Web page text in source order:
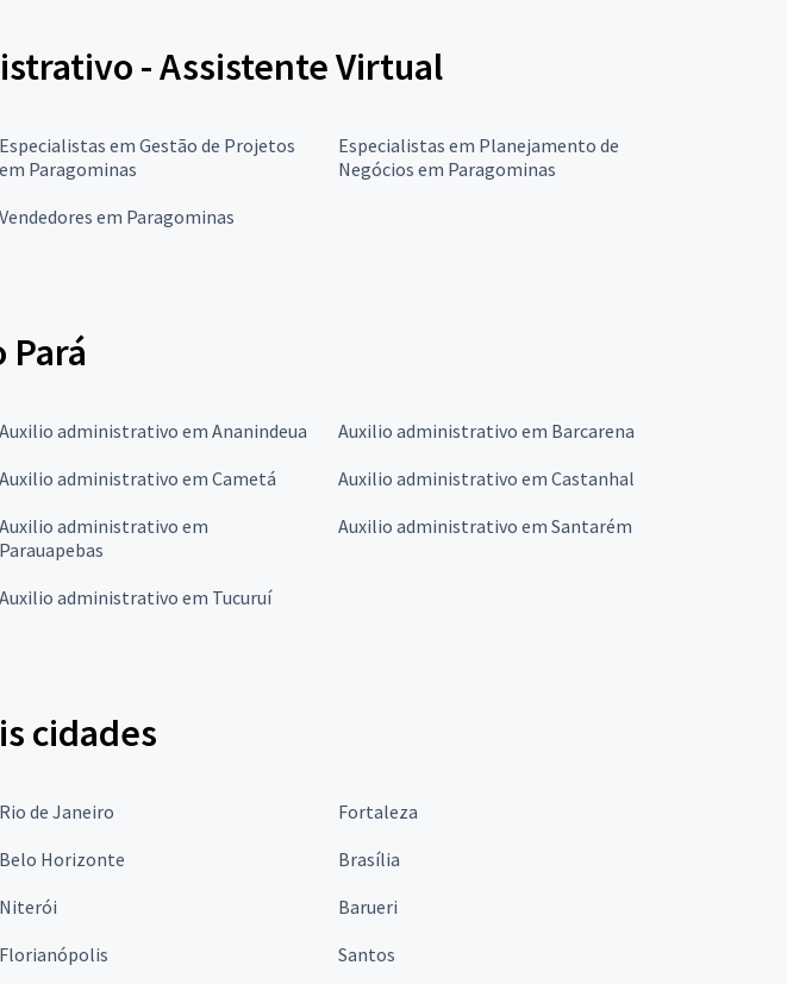
- Assistente Virtual
Especialistas em Gestão de Projetos
em Paragominas
Especialistas em Planejamento de
Negócios em Paragominas
Vendedores em Paragominas
Auxilio administrativo em Ananindeua
Auxilio administrativo em Barcarena
Auxilio administrativo em Cametá
Auxilio administrativo em Castanhal
Auxilio administrativo em
Parauapebas
Auxilio administrativo em Santarém
Auxilio administrativo em Tucuruí
cidades
Rio de Janeiro
Fortaleza
Belo Horizonte
Brasília
Niterói
Barueri
Florianópolis Santos